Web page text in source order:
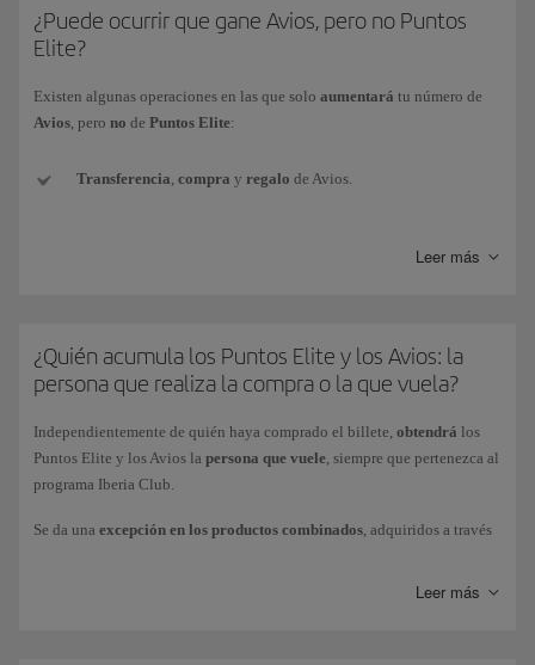
obtienen al adquirirbilletes con Avios.
* El Grupo Iberia está formado por Iberia, Iberia Regional/Air Nostrum e
Iberia Express).
plástico y la puedes obtener inmediatamente en tu dispositivo móvil.
¿Puede ocurrir que gane Avios, pero no Puntos
Elite?
Existen algunas operaciones en las que solo aumentará tu número de
Avios, pero no de Puntos Elite:
Transferencia, compra y regalo de Avios.
nueva tarjeta de crédito).
promocionales conseguidos con los Bonus de Iberia Club.
Avios obtenidos como premioen competiciones o sorteos (por
ganar, o por participar).
Avios decortesíacomo compensación por alguna incidencia.
(como ganar Puntos Elite en
Leer más
¿Quién acumula los Puntos Elite y los Avios: la
persona que realiza la compra o la que vuela?
Independientemente de quién haya comprado el billete, obtendrá los
Puntos Elite y los Avios la persona que vuele, siempre que pertenezca al
programa Iberia Club.
Se da una excepción en los productos combinados, adquiridos a través
Vuelo+Coche o Vuelo+Hotel): la persona que realice la compra del
Leer más